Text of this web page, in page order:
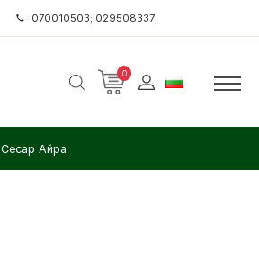
070010503; 029508337;
0
Сесар Айра